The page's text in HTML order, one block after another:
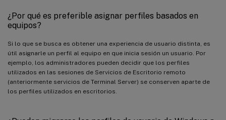
¿Por qué es preferible asignar perfiles basados en
equipos?
Si lo que se busca es obtener una experiencia de usuario distinta, es
útil asignarle un perfil al equipo en que inicia sesión un usuario. Por
ejemplo, los administradores pueden decidir que los perfiles
utilizados en las sesiones de Servicios de Escritorio remoto
(anteriormente servicios de Terminal Server) se conserven aparte de
los perfiles utilizados en escritorios.